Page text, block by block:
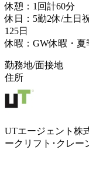
休憩：1回計60分
休日：5勤2休/土日
125日
休暇：GW休暇・
勤務地/面接地
住所
UTエージェント株
ークリフト･クレー